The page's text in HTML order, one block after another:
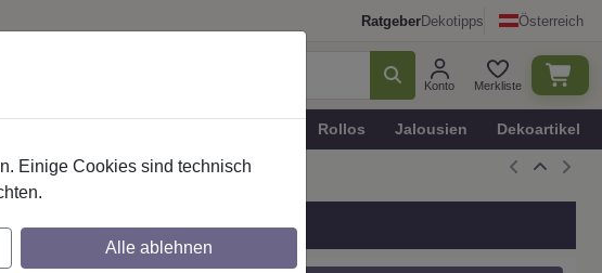
RatgeberDekotipps Österreich
Konto Merkliste
Rollos Jalousien Dekoartikel
cm Chrom
Einige Cookies sind technisch
Alle ablehnen